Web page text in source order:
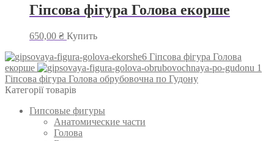
Гіпсова фігура Голова екорше
650,00 ₴ Купить
Гіпсова фігура Голова
екорше
Гіпсова фігура Голова обрубовочна по Гудону
Категорії товарів
Гипсовые фигуры
Анатомические части
Голова